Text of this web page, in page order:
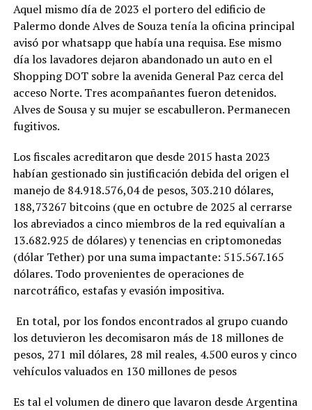
Aquel mismo día de 2023 el portero del edificio de
Palermo donde Alves de Souza tenía la oficina principal
avisó por whatsapp que había una requisa. Ese mismo
día los lavadores dejaron abandonado un auto en el
Shopping DOT sobre la avenida General Paz cerca del
acceso Norte. Tres acompañantes fueron detenidos.
Alves de Sousa y su mujer se escabulleron. Permanecen
fugitivos.
Los fiscales acreditaron que desde 2015 hasta 2023
habían gestionado sin justificación debida del origen el
manejo de 84.918.576,04 de pesos, 303.210 dólares,
188,73267 bitcoins (que en octubre de 2025 al cerrarse
los abreviados a cinco miembros de la red equivalían a
13.682.925 de dólares) y tenencias en criptomonedas
(dólar Tether) por una suma impactante: 515.567.165
dólares. Todo provenientes de operaciones de
narcotráfico, estafas y evasión impositiva.
En total, por los fondos encontrados al grupo cuando
los detuvieron les decomisaron más de 18 millones de
pesos, 271 mil dólares, 28 mil reales, 4.500 euros y cinco
vehículos valuados en 130 millones de pesos
Es tal el volumen de dinero que lavaron desde Argentina